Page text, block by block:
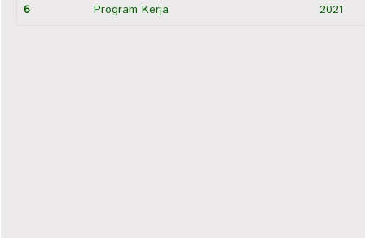
6
Program Kerja 2021